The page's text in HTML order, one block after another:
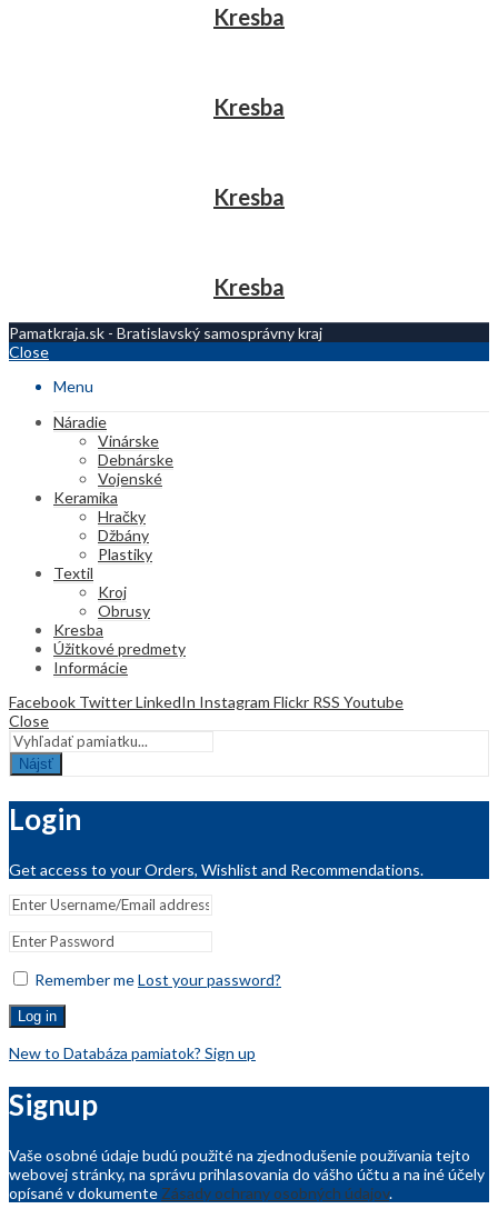
Kresba
Kresba
Kresba
Kresba
Pamatkraja.sk - Bratislavský samosprávny kraj
Close
Menu
Náradie
Vinárske
Debnárske
Vojenské
Keramika
Hračky
Džbány
Plastiky
Textil
Kroj
Obrusy
Kresba
Úžitkové predmety
Informácie
Facebook TwitterLinkedIn Instagram Flickr RSS Youtube
Close
Nájsť
Login
Get access to your Orders, Wishlist and Recommendations.
Remember meLost your password?
Log in
New to Databáza pamiatok? Sign up
Signup
Vaše osobné údaje budú použité na zjednodušenie používania tejto
webovej stránky, na správu prihlasovania do vášho účtu a na iné účely
opísané v dokumente Zásady ochrany osobných údajov.